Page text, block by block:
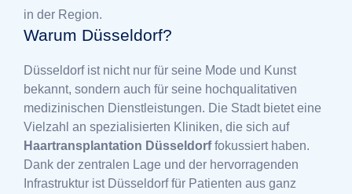
in der Region.
Warum Düsseldorf?
Düsseldorf ist nicht nur für seine Mode und Kunst
bekannt, sondern auch für seine hochqualitativen
medizinischen Dienstleistungen. Die Stadt bietet eine
Vielzahl an spezialisierten Kliniken, die sich auf
Haartransplantation Düsseldorffokussiert haben.
Dank der zentralen Lage und der hervorragenden
Infrastruktur ist Düsseldorf für Patienten aus ganz